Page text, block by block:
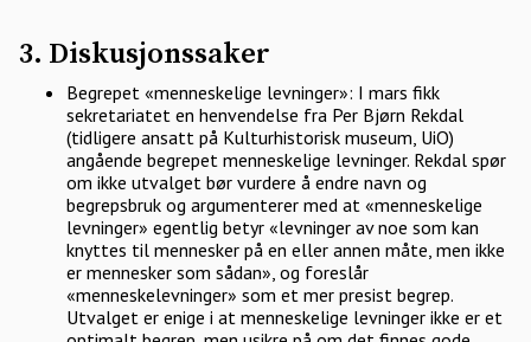
3. Diskusjonssaker
Begrepet «menneskelige levninger»: I mars fikk
sekretariatet en henvendelse fra Per Bjørn Rekdal
(tidligere ansatt på Kulturhistorisk museum, UiO)
angående begrepet menneskelige levninger. Rekdal spør
om ikke utvalget bør vurdere å endre navn og
begrepsbruk og argumenterer med at «menneskelige
levninger» egentlig betyr «levninger av noe som kan
knyttes til mennesker på en eller annen måte, men ikke
er mennesker som sådan», og foreslår
«menneskelevninger» som et mer presist begrep.
Utvalget er enige i at menneskelige levninger ikke er et